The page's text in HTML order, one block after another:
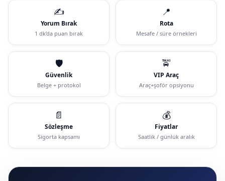
✍️
Yorum Bırak
1 dk’da puan bırak
📍
Rota
Mesafe / süre örnekleri
🛡️
Güvenlik
Belge + protokol
🚖
VIP Araç
Araç+şoför opsiyonu
📄
Sözleşme
Sigorta kapsamı
💰
Fiyatlar
Saatlik / günlük aralık